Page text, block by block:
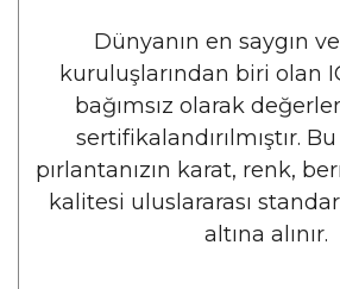
Dünyanın en saygın
kuruluşlarından biri olan
bağımsız olarak
sertifikalandırılmıştır.
pırlantanızın karat, renk,
kalitesi uluslararası
altına alınır.